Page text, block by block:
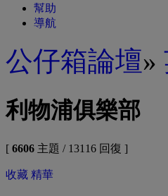
幫助
導航
公仔箱論壇»
利物浦俱樂部
[ 6606 主題 / 13116 回復 ]
收藏 精華